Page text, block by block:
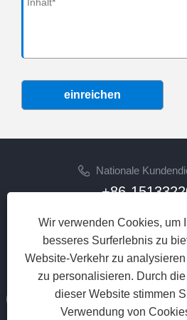
einreichen
Nationale
+86-
Email
FOLGEN
Wir verwenden Cookies, um
besseres Surferlebnis zu
Website-Verkehr zu
zu personalisieren. Durch
dieser Website stimmen
Verwendung von